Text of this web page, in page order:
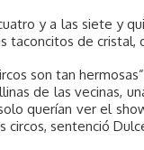
y a las siete y
taconcitos de
son tan
de las vecinas,
querían ver el
circos, sentenció